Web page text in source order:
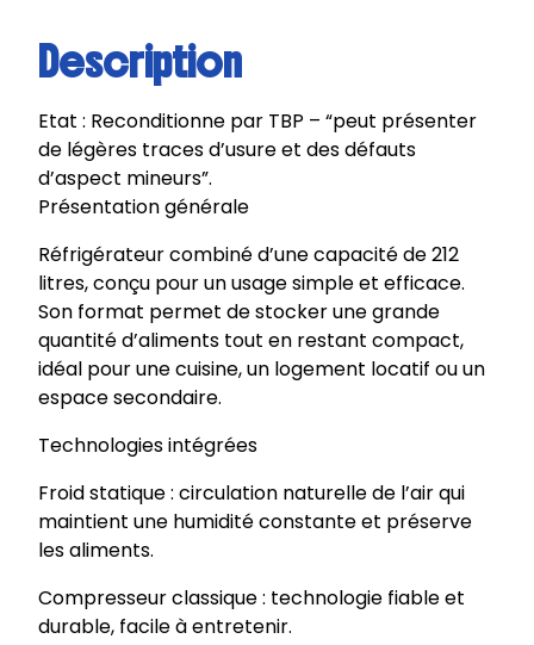
Description
Etat : Reconditionne par TBP – “peut présenter
de légères traces d’usure et des défauts
d’aspect mineurs”.
Présentation générale
Réfrigérateur combiné d’une capacité de 212
litres, conçu pour un usage simple et efficace.
Son format permet de stocker une grande
quantité d’aliments tout en restant compact,
idéal pour une cuisine, un logement locatif ou un
espace secondaire.
Technologies intégrées
Froid statique : circulation naturelle de l’air qui
maintient une humidité constante et préserve
les aliments.
Compresseur classique : technologie fiable et
durable, facile à entretenir.